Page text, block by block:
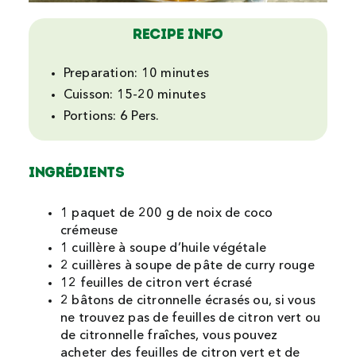
Recipe Info
Preparation: 10 minutes
Cuisson: 15-20 minutes
Portions: 6 Pers.
Ingrédients
1 paquet de 200 g de noix de coco
crémeuse
1 cuillère à soupe d’huile végétale
2 cuillères à soupe de pâte de curry rouge
12 feuilles de citron vert écrasé
2 bâtons de citronnelle écrasés ou, si vous
ne trouvez pas de feuilles de citron vert ou
de citronnelle fraîches, vous pouvez
acheter des feuilles de citron vert et de